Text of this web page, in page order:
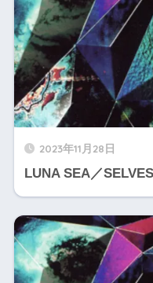
2023年11月28日
LUNA SEA／SELVES